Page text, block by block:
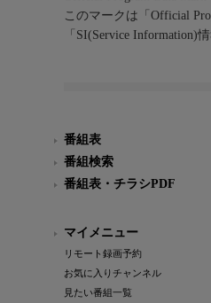
このマークは「Official
「SI(Service Information)
番組表
番組検索
番組表・チラシPDF
マイメニュー
リモート録画予約
お気に入りチャンネル
見たい番組一覧